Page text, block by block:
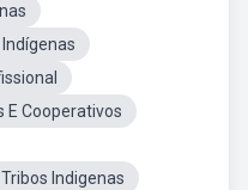
E Cooperativos
Tribos Indigenas